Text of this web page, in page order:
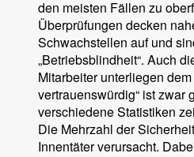
den meisten Fällen zu
Überprüfungen decken
Schwachstellen auf und
„Betriebsblindheit“. Auch
Mitarbeiter unterliegen
vertrauenswürdig“ ist zwar
verschiedene Statistiken
Die Mehrzahl der
Innentäter verursacht.